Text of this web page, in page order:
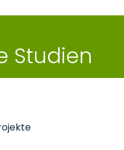
Studien